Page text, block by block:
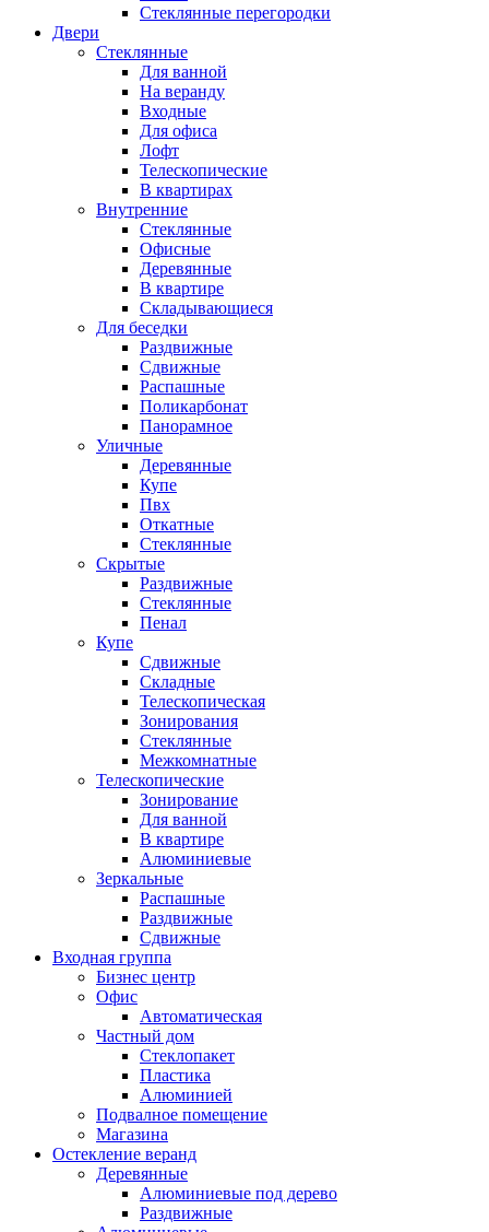
Стеклянные перегородки
Двери
Стеклянные
Для ванной
На веранду
Входные
Для офиса
Лофт
Телескопические
В квартирах
Внутренние
Стеклянные
Офисные
Деревянные
В квартире
Складывающиеся
Для беседки
Раздвижные
Сдвижные
Распашные
Поликарбонат
Панорамное
Уличные
Деревянные
Купе
Пвх
Откатные
Стеклянные
Скрытые
Раздвижные
Стеклянные
Пенал
Купе
Сдвижные
Складные
Телескопическая
Зонирования
Стеклянные
Межкомнатные
Телескопические
Зонирование
Для ванной
В квартире
Алюминиевые
Зеркальные
Распашные
Раздвижные
Сдвижные
Входная группа
Бизнес центр
Офис
Автоматическая
Частный дом
Стеклопакет
Пластика
Алюминией
Подвалное помещение
Магазина
Остекление веранд
Деревянные
Алюминиевые под дерево
Раздвижные